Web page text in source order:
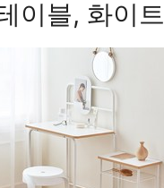
이블, 화이트